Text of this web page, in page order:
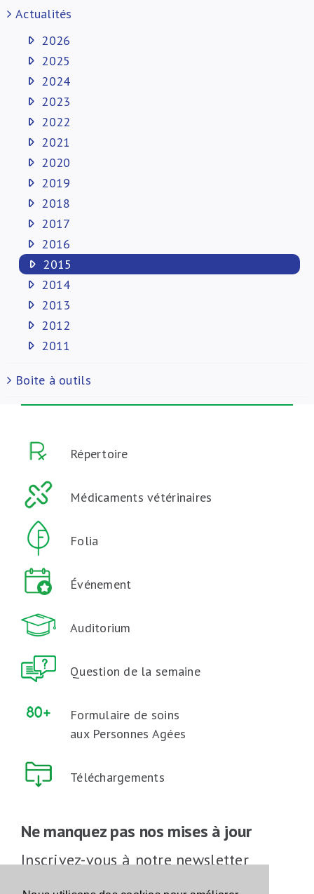
Actualités
2026
2025
2024
2023
2022
2021
2020
2019
2018
2017
2016
2015
2014
2013
2012
2011
Boite à outils
Répertoire
Médicaments vétérinaires
Folia
Événement
Auditorium
Question de la semaine
Formulaire de soins
aux Personnes Agées
Téléchargements
Ne manquez pas nos mises à jour
Inscrivez-vous à notre newsletter